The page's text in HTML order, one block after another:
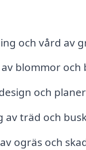
och vård av
blommor och
och
av träd och
ogräs och